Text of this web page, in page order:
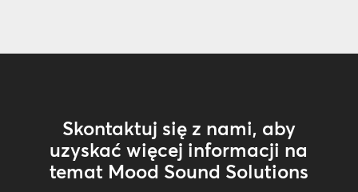
Skontaktuj się z nami, aby
uzyskać więcej informacji na
temat Mood Sound Solutions